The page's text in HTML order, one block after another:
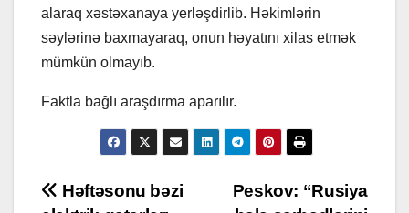
alaraq xəstəxanaya yerləşdirlib. Həkimlərin
səylərinə baxmayaraq, onun həyatını xilas etmək
mümkün olmayıb.
Faktla bağlı araşdırma aparılır.
Post
Peskov: “Rusiya
Həftəsonu bəzi